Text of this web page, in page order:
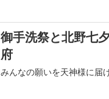
御手洗祭と北野七
府
みんなの願いを天神様に届